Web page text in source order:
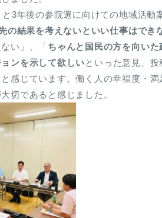
3年後の参院選に向けての地域活動
の結果を考えないといい仕事はでき
い」、「ちゃんと国民の方を向い
ンを示して欲しいといった意見、
感じています。働く人の幸福度・満
大切であると感じました。